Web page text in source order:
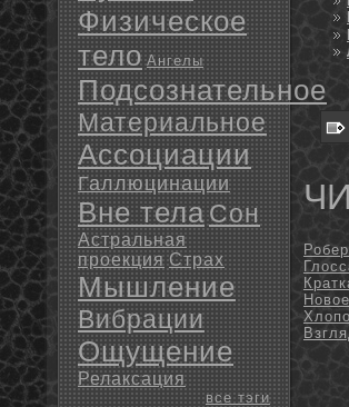
Физическое
тело Ангелы
Подсознательное
Материальное
Ассоциации
Галлюцинации
Вне телаСон
Астральная
проекция Страх
Мышление
Вибрации
Ощущение
Релаксация
все тэги